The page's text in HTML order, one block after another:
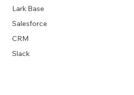
Lark Base
Salesforce
CRM
Slack